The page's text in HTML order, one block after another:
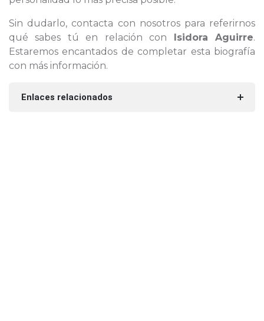
Sin dudarlo, contacta con nosotros para referirnos
qué sabes tú en relación con Isidora Aguirre.
Estaremos encantados de completar esta biografía
con más información.
Enlaces relacionados